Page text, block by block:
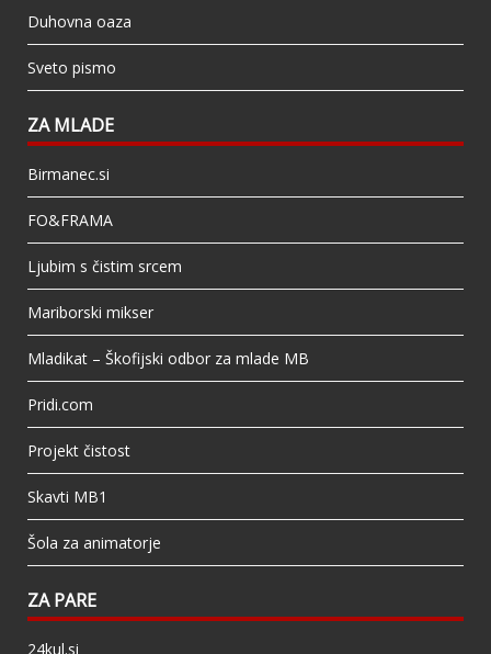
Duhovna oaza
Sveto pismo
ZA MLADE
Birmanec.si
FO&FRAMA
Ljubim s čistim srcem
Mariborski mikser
Mladikat – Škofijski odbor za mlade MB
Pridi.com
Projekt čistost
Skavti MB1
Šola za animatorje
ZA PARE
24kul.si